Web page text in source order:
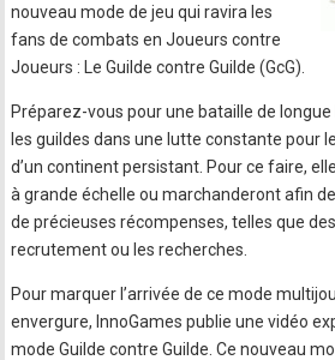
nouveau mode de jeu qui ravira les
fans de combats en Joueurs contre
Joueurs : Le Guilde contre Guilde (GcG).
Préparez-vous pour une bataille de longue
les guildes dans une lutte constante pour
d’un continent persistant. Pour ce faire,
à grande échelle ou marchanderont afin
de précieuses récompenses, telles que
recrutement ou les recherches.
Pour marquer l’arrivée de ce mode
envergure, InnoGames publie une vidéo
mode Guilde contre Guilde. Ce nouveau